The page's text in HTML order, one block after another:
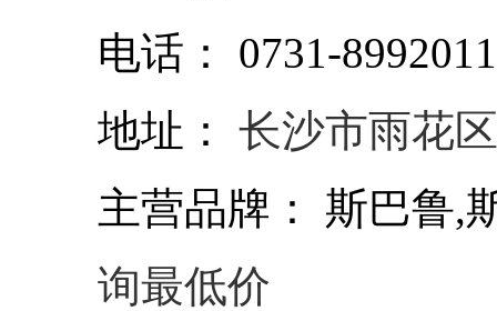
电话：
0731-
地址：
长沙市雨花
主营品牌：
斯巴鲁,
询最低价